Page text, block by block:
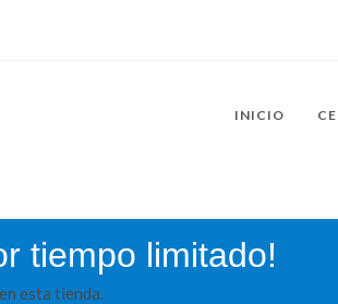
INICIO
tiempo limitado!
esta tienda.